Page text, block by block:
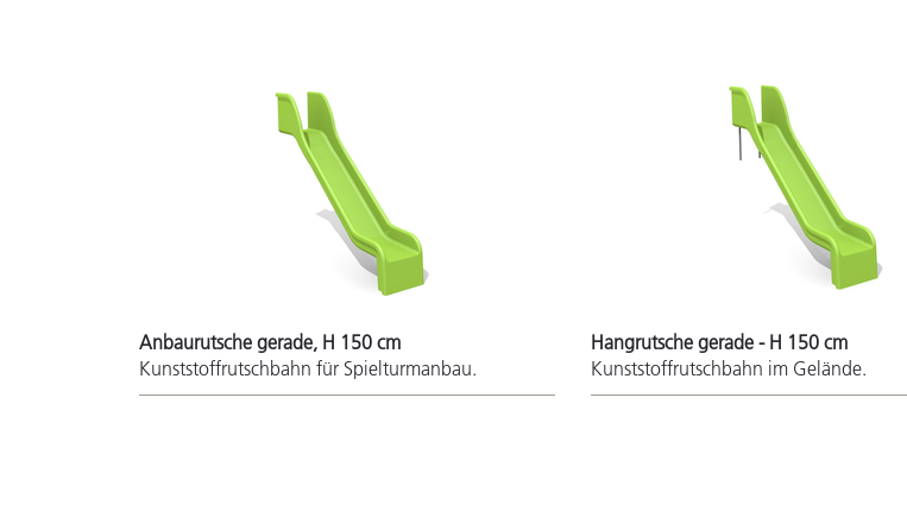
Anbaurutsche gerade, H 150 cm
Kunststoffrutschbahn für Spielturmanbau.
Hangrutsche gerade - H 150 cm
Kunststoffrutschbahn im Gelände.